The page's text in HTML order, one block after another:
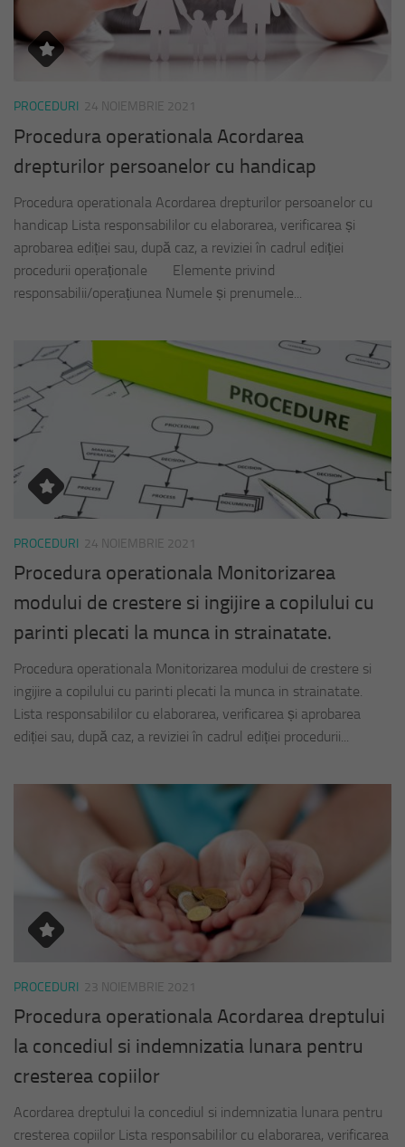
PROCEDURI 24 NOIEMBRIE 2021
Procedura operationala Acordarea
drepturilor persoanelor cu handicap
Procedura operationala Acordarea drepturilor persoanelor cu
handicap Lista responsabililor cu elaborarea, verificarea și
aprobarea ediției sau, după caz, a reviziei în cadrul ediției
procedurii operaționale Elemente privind
responsabilii/operațiunea Numele și prenumele...
PROCEDURI 24 NOIEMBRIE 2021
Procedura operationala Monitorizarea
modului de crestere si ingijire a copilului cu
parinti plecati la munca in strainatate.
Procedura operationala Monitorizarea modului de crestere si
ingijire a copilului cu parinti plecati la munca in strainatate.
Lista responsabililor cu elaborarea, verificarea și aprobarea
ediției sau, după caz, a reviziei în cadrul ediției procedurii...
PROCEDURI 23 NOIEMBRIE 2021
Procedura operationala Acordarea dreptului
la concediul si indemnizatia lunara pentru
cresterea copiilor
Acordarea dreptului la concediul si indemnizatia lunara pentru
cresterea copiilor Lista responsabililor cu elaborarea, verificarea